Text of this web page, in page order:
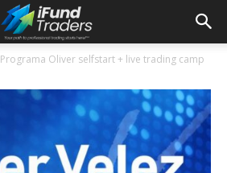
Programa Oliver selfstart + live trading camp